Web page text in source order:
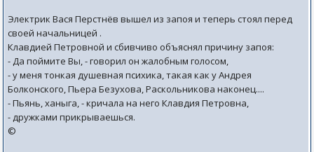
Электрик Вася Перстнёв вышел из запоя и теперь стоял перед
своей начальницей .
Клавдией Петровной и сбивчиво объяснял причину запоя:
- Да поймите Вы, - говорил он жалобным голосом,
- у меня тонкая душевная психика, такая как у Андрея
Болконского, Пьера Безухова, Раскольникова наконец....
- Пьянь, ханыга, - кричала на него Клавдия Петровна,
- дружками прикрываешься.
©